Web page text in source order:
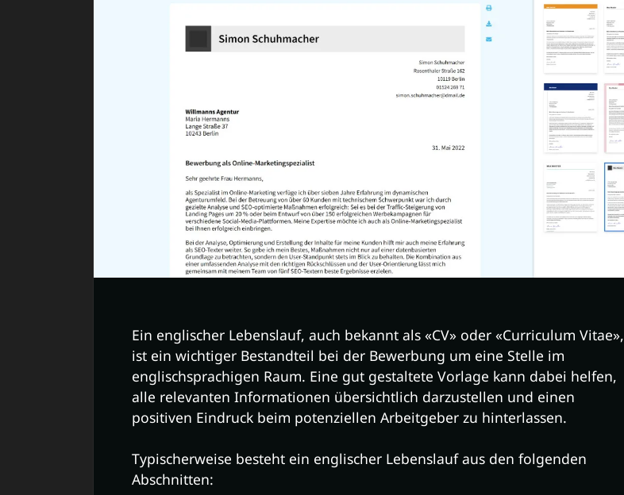
Ein englischer Lebenslauf, auch bekannt als «CV» oder «Curriculum Vitae»,
ist ein wichtiger Bestandteil bei der Bewerbung um eine Stelle im
englischsprachigen Raum. Eine gut gestaltete Vorlage kann dabei helfen,
alle relevanten Informationen übersichtlich darzustellen und einen
positiven Eindruck beim potenziellen Arbeitgeber zu hinterlassen.
Typischerweise besteht ein englischer Lebenslauf aus den folgenden
Abschnitten: